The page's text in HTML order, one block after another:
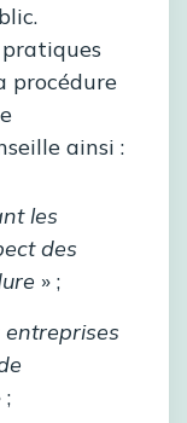
procédure
ainsi :
les
des
» ;
;